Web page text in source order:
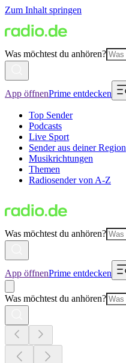
Zum Inhalt springen
Was möchtest du anhören?
App öffnenPrime entdecken
Top Sender
Podcasts
Live Sport
Sender aus deiner Region
Musikrichtungen
Themen
Radiosender von A-Z
Was möchtest du anhören?
App öffnenPrime entdecken
Was möchtest du anhören?